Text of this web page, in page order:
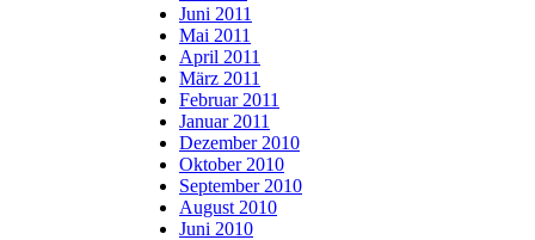
Juni 2011
Mai 2011
April 2011
März 2011
Februar 2011
Januar 2011
Dezember 2010
Oktober 2010
September 2010
August 2010
Juni 2010